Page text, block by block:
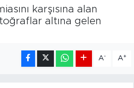
karşısına alan
altına gelen
A- A+